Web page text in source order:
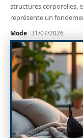
structures corporelles,
représente un
Mode 31/07/2026